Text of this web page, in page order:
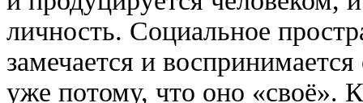
личность. Социальное
замечается и
уже потому, что оно «своё».